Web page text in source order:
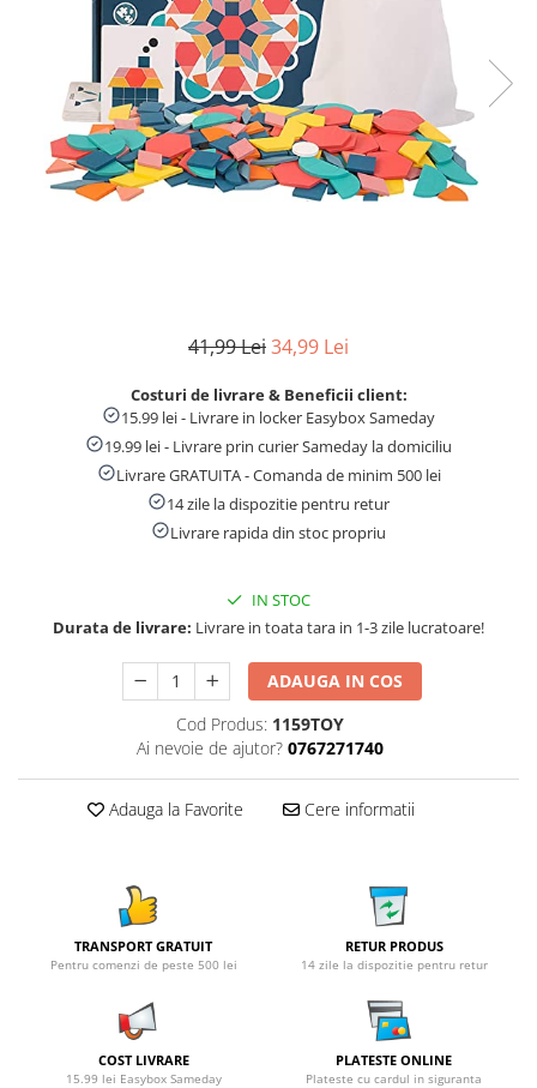
Tablite educative
41,99 Lei34,99 Lei
Costuri de livrare & Beneficii client:
15.99 lei - Livrare in locker Easybox Sameday
19.99 lei - Livrare prin curier Sameday la domiciliu
Livrare GRATUITA - Comanda de minim 500 lei
14 zile la dispozitie pentru retur
Livrare rapida din stoc propriu
IN STOC
Durata de livrare: Livrare in toata tara in 1-3 zile lucratoare!
ADAUGA IN COS
Cod Produs: 1159TOY
Ai nevoie de ajutor? 0767271740
Adauga la Favorite Cere informatii
TRANSPORT GRATUIT
Pentru comenzi de peste 500 lei
RETUR PRODUS
14 zile la dispozitie pentru retur
COST LIVRARE
15.99 lei Easybox Sameday
PLATESTE ONLINE
Plateste cu cardul in siguranta